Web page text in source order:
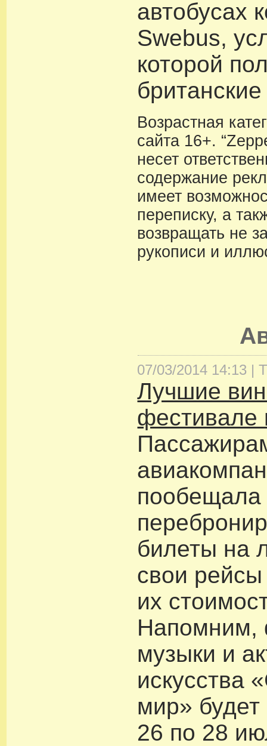
автобусах
Swebus,
которой
Возрастная
сайта 16+.
несет
содержание
имеет
переписку, а
возвращать не
рукописи и
07/03/2014 14:13 |
Лучшие
фестивале
пообещала
билеты на
свои
их
Напомним,
музыки и
искусства
мир» будет
26 по 28